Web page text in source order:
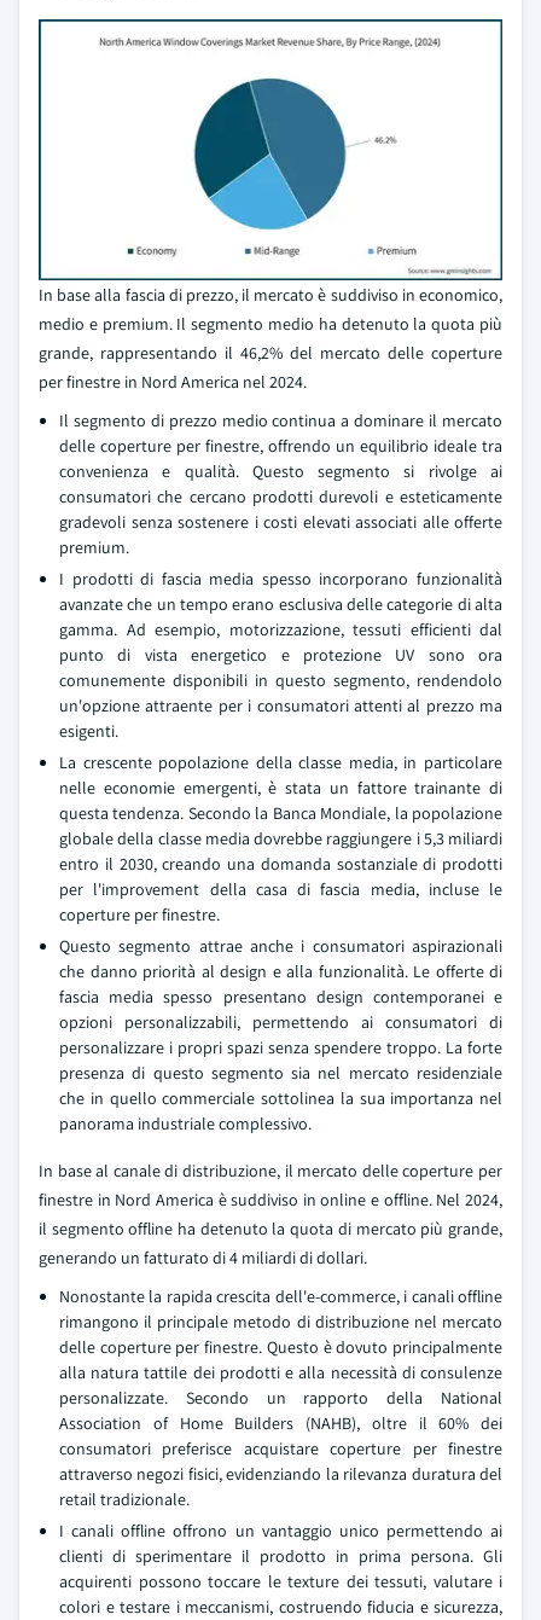
In base alla fascia di prezzo, il mercato è suddiviso in economico,
medio e premium. Il segmento medio ha detenuto la quota più
grande, rappresentando il 46,2% del mercato delle coperture
per finestre in Nord America nel 2024.
Il segmento di prezzo medio continua a dominare il mercato
delle coperture per finestre, offrendo un equilibrio ideale tra
convenienza e qualità. Questo segmento si rivolge ai
consumatori che cercano prodotti durevoli e esteticamente
gradevoli senza sostenere i costi elevati associati alle offerte
premium.
I prodotti di fascia media spesso incorporano funzionalità
avanzate che un tempo erano esclusiva delle categorie di alta
gamma. Ad esempio, motorizzazione, tessuti efficienti dal
punto di vista energetico e protezione UV sono ora
comunemente disponibili in questo segmento, rendendolo
un'opzione attraente per i consumatori attenti al prezzo ma
esigenti.
La crescente popolazione della classe media, in particolare
nelle economie emergenti, è stata un fattore trainante di
questa tendenza. Secondo la Banca Mondiale, la popolazione
globale della classe media dovrebbe raggiungere i 5,3 miliardi
entro il 2030, creando una domanda sostanziale di prodotti
per l'improvement della casa di fascia media, incluse le
coperture per finestre.
Questo segmento attrae anche i consumatori aspirazionali
che danno priorità al design e alla funzionalità. Le offerte di
fascia media spesso presentano design contemporanei e
opzioni personalizzabili, permettendo ai consumatori di
personalizzare i propri spazi senza spendere troppo. La forte
presenza di questo segmento sia nel mercato residenziale
che in quello commerciale sottolinea la sua importanza nel
panorama industriale complessivo.
In base al canale di distribuzione, il mercato delle coperture per
finestre in Nord America è suddiviso in online e offline. Nel 2024,
il segmento offline ha detenuto la quota di mercato più grande,
generando un fatturato di 4 miliardi di dollari.
Nonostante la rapida crescita dell'e-commerce, i canali offline
rimangono il principale metodo di distribuzione nel mercato
delle coperture per finestre. Questo è dovuto principalmente
alla natura tattile dei prodotti e alla necessità di consulenze
personalizzate. Secondo un rapporto della National
Association of Home Builders (NAHB), oltre il 60% dei
consumatori preferisce acquistare coperture per finestre
attraverso negozi fisici, evidenziando la rilevanza duratura del
retail tradizionale.
I canali offline offrono un vantaggio unico permettendo ai
clienti di sperimentare il prodotto in prima persona. Gli
acquirenti possono toccare le texture dei tessuti, valutare i
colori e testare i meccanismi, costruendo fiducia e sicurezza,